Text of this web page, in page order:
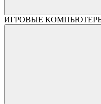
ИГРОВЫЕ